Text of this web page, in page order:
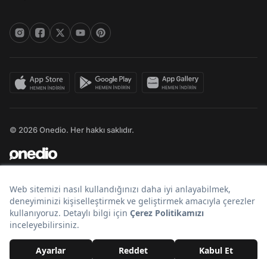
© 2026 Onedio. Her hakkı saklıdır.
Bir markasıdır.